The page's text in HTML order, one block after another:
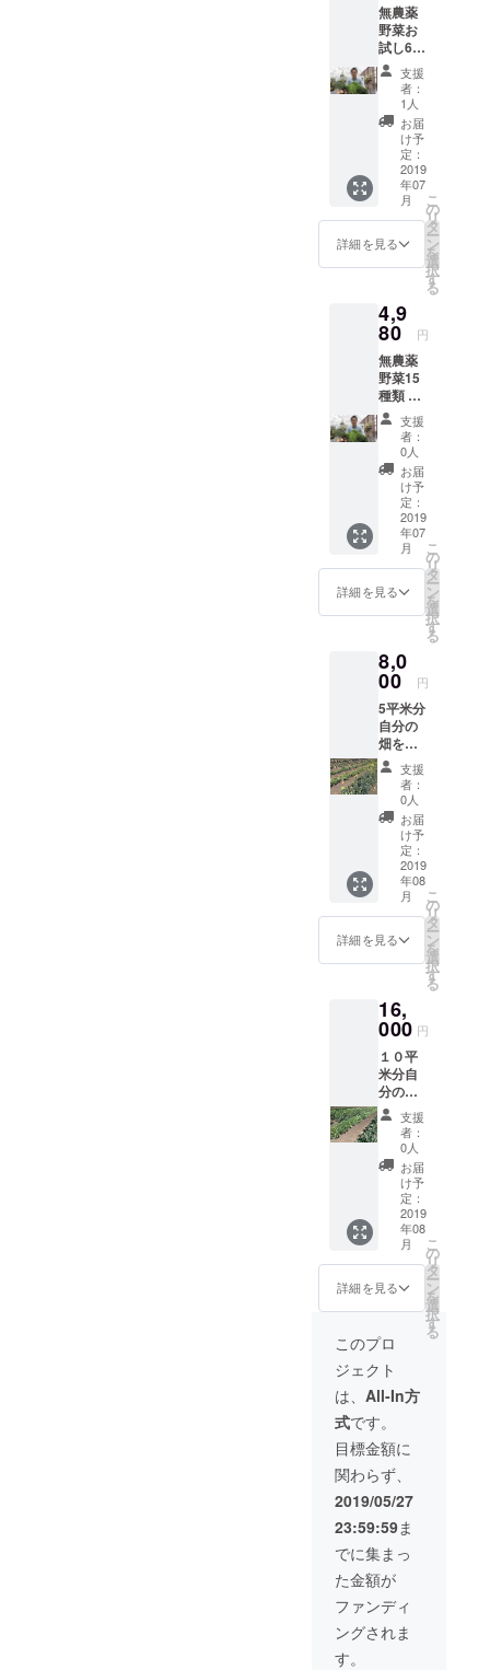
無農薬
野菜お
試し6種
類 7月
までに
状態の
良い野
菜を80
サイズ
ダン
ボール
に詰め
て送ら
せてい
ただき
ます。
ツ・チ
ンゲン
サイ・
ブロッ
コ
リー・
ほうれ
ん草・
茎レタ
ス・レ
タス・
サン
チュ・
ミック
スニン
ジン・
ハツカ
ウ・カ
ラー
ピーマ
ン・エ
ンド
ウ・水
菜・ト
ウモロ
コシ・
トマ
ト・フ
ルーツ
パプリ
カ・白
菜・オ
クラ・
トマト
支援
者：
1人
お届
け予
定：
2019
年07
月
詳細を見る
こ
の
リ
タ
ー
ン
を
選
択
す
る
4,9
80 円
無農薬
野菜15
種類 7
月まで
に状態
の良い
野菜を
100サイ
ズダン
ボール
に詰め
て送ら
せてい
ただき
ます。
キャベ
ンゲン
サイ・
ブロッ
コ
リー・
ほうれ
ん草・
茎レタ
ス・レ
タス・
サン
チュ・
ミック
スニン
ジン・
ハツカ
ダイコ
ラー
ピーマ
ン・エ
ンド
ウ・水
菜・ト
ウモロ
コシ・
トマ
ト・フ
ルーツ
パプリ
カ・白
菜・オ
クラ・
トマト
のアイ
支援
者：
0人
お届
け予
定：
2019
年07
月
詳細を見る
こ
の
リ
タ
ー
ン
を
選
択
す
る
8,0
00 円
5平米分
自分の
畑を持
てま
す。 種
植え〜
収穫ま
でツ
イッ
ターに
て週に1
回畑の
状況報
告をし
ます。
実際に
越しい
ただい
て見学
や体験
もでき
ます。
この小
さな芽
が野菜
になる
のか！
と新し
い発見
がある
と思い
ます。
とれた
けて発
送可
能。 6
月から
3ヶ月間
になり
ます。
開始時
期は相
談で大
丈夫で
す。 植
え付け
可能野
菜 ダイ
コン・
ニンジ
ン・赤
支援
者：
0人
お届
け予
定：
2019
年08
月
詳細を見る
こ
の
リ
タ
ー
ン
を
選
択
す
る
16,
000 円
１０平
米分自
分の畑
を持て
ます。
種植
え〜収
穫まで
ツイッ
ターに
て週に1
回畑の
状況報
告をし
ます。
実際に
畑にお
越しい
ただい
て見学
や体験
もでき
ます。
この小
さな芽
が野菜
になる
のか！
と新し
い発見
がある
と思い
ます。
とれた
支援
者：
0人
お届
け予
定：
2019
年08
月
詳細を見る
こ
の
リ
タ
ー
ン
を
選
択
す
る
このプロ
ジェクト
は、 All-In方
式です。
目標金額に
関わらず、
2019/05/27
23:59:59ま
でに集まっ
た金額が
ファンディ
ングされま
す。